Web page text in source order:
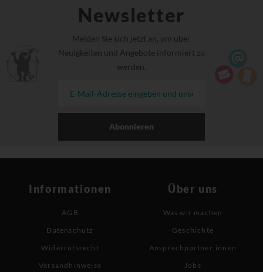
Newsletter
Melden Sie sich jetzt an, um über
Neuigkeiten und Angebote informiert zu
werden.
Abonnieren
Informationen
AGB
Datenschutz
Widerrufsrecht
Versandhinweise
Über uns
Was wir machen
Geschichte
Ansprechpartner:innen
Jobs